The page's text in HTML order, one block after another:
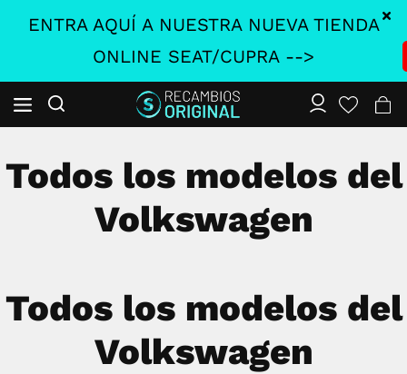
ENTRA AQUÍ A NUESTRA NUEVA TIENDA
ONLINE SEAT/CUPRA -->
Todos los modelos del
Volkswagen
Todos los modelos del
Volkswagen